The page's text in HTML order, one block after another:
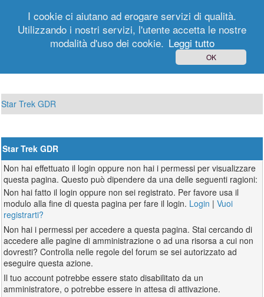
Registrati
Star Trek GDR
Star Trek GDR
Non hai effettuato il login oppure non hai i permessi per visualizzare
questa pagina. Questo può dipendere da una delle seguenti ragioni:
Non hai fatto il login oppure non sei registrato. Per favore usa il
modulo alla fine di questa pagina per fare il login. Login |Vuoi
registrarti?
Non hai i permessi per accedere a questa pagina. Stai cercando di
accedere alle pagine di amministrazione o ad una risorsa a cui non
dovresti? Controlla nelle regole del forum se sei autorizzato ad
eseguire questa azione.
Il tuo account potrebbe essere stato disabilitato da un
amministratore, o potrebbe essere in attesa di attivazione.
I cookie ci aiutano ad erogare servizi di qualità.
Utilizzando i nostri servizi, l'utente accetta le nostre
modalità d'uso dei cookie. Leggi tutto
OK